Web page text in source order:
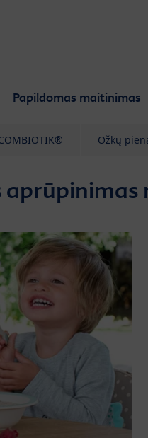
Papildomas maitinimas
Ožkų